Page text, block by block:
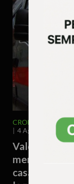
CRONACA
4 Agosto 2026 -
Valdagno –
mentre
casa: si